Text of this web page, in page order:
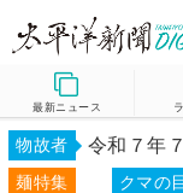
最新ニュース
物故者 令和７年
麺特集 クマの